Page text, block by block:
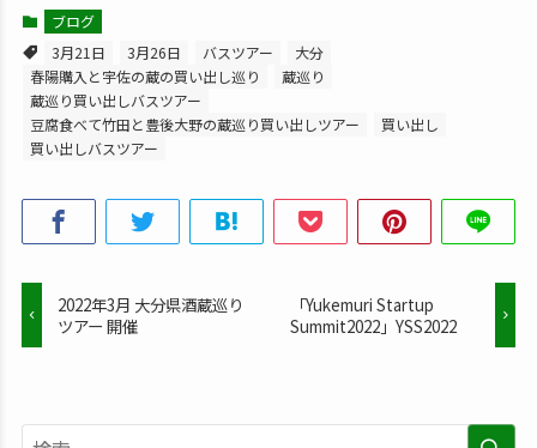
ブログ
3月21日
3月26日 バスツアー
大分
春陽購入と宇佐の蔵の買い出し巡り
蔵巡り
蔵巡り買い出しバスツアー
豆腐食べて竹田と豊後大野の蔵巡り買い出しツアー
買い出し
買い出しバスツアー
2022年3月 大分県酒蔵巡り
ツアー 開催
「Yukemuri Startup
Summit2022」YSS2022